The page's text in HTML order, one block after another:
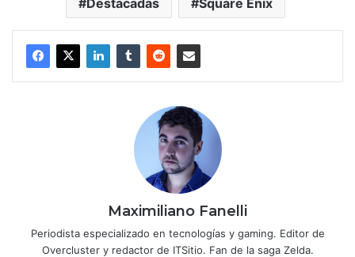
Maximiliano Fanelli
Periodista especializado en tecnologías y gaming. Editor de
Overcluster y redactor de ITSitio. Fan de la saga Zelda.